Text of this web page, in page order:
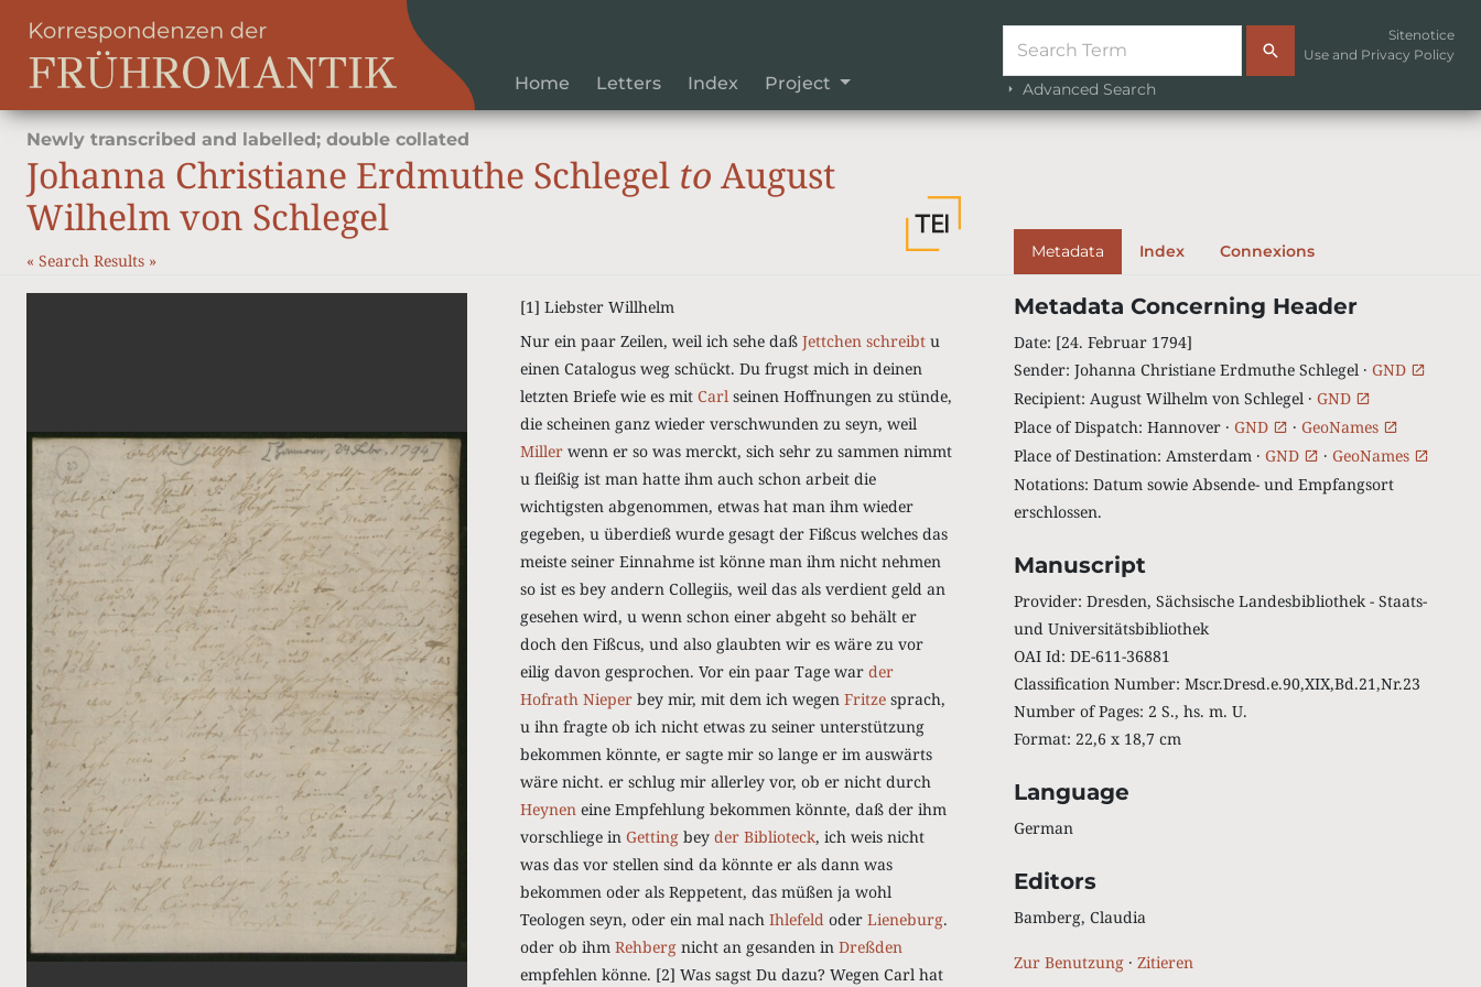
Home Letters Index Project Advanced Search
Sitenotice
Use and Privacy Policy
Newly transcribed and labelled; double collated
Johanna Christiane Erdmuthe Schlegel to August
Wilhelm von Schlegel
« Search Results » Metadata Index Connexions
[1] Liebster Willhelm
Nur ein paar Zeilen, weil ich sehe daß Jettchenschreibtu
einen Catalogus weg schückt. Du frugst mich in deinen
letzten Briefe wie es mit Carlseinen Hoffnungen zu stünde,
die scheinen ganz wieder verschwunden zu seyn, weil
Millerwenn er so was merckt, sich sehr zu sammen nimmt
u fleißig ist man hatte ihm auch schon arbeit die
wichtigsten abgenommen, etwas hat man ihm wieder
gegeben, u überdieß wurde gesagt der Fißcus welches das
meiste seiner Einnahme ist könne man ihm nicht nehmen
so ist es bey andern Collegiis, weil das als verdient geld an
gesehen wird, u wenn schon einer abgeht so behält er
doch den Fißcus, und also glaubten wir es wäre zu vor
eilig davon gesprochen. Vor ein paar Tage war der
Hofrath Nieperbey mir, mit dem ich wegen Fritzesprach,
u ihn fragte ob ich nicht etwas zu seiner unterstützung
bekommen könnte, er sagte mir so lange er im auswärts
wäre nicht. er schlug mir allerley vor, ob er nicht durch
Heyneneine Empfehlung bekommen könnte, daß der ihm
vorschliege in Gettingbey der Biblioteck, ich weis nicht
was das vor stellen sind da könnte er als dann was
bekommen oder als Reppetent, das müßen ja wohl
Teologen seyn, oder ein mal nach Ihlefeldoder Lieneburg.
oder ob ihm Rehbergnicht an gesanden in Dreßden
empfehlen könne. [2] Was sagst Du dazu? Wegen Carl hat
Metadata Concerning Header
Date: [24. Februar 1794]
Sender: Johanna Christiane Erdmuthe Schlegel · GND
Recipient: August Wilhelm von Schlegel · GND
Place of Dispatch: Hannover · GND · GeoNames
Place of Destination: Amsterdam · GND · GeoNames
Notations: Datum sowie Absende- und Empfangsort
erschlossen.
Manuscript
Provider: Dresden, Sächsische Landesbibliothek - Staats-
und Universitätsbibliothek
OAI Id: DE-611-36881
Classification Number: Mscr.Dresd.e.90,XIX,Bd.21,Nr.23
Number of Pages: 2 S., hs. m. U.
Format: 22,6 x 18,7 cm
Language
German
Editors
Bamberg, Claudia
Zur Benutzung· Zitieren